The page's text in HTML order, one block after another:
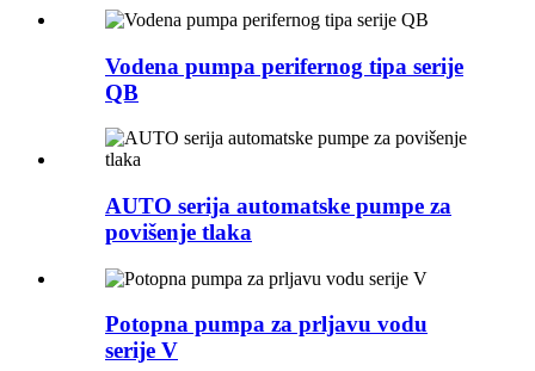
Vodena pumpa perifernog tipa serije
QB
AUTO serija automatske pumpe za
povišenje tlaka
Potopna pumpa za prljavu vodu
serije V